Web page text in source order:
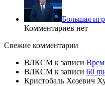
Большая
Комментариев нет
Свежие комментарии
ВЛКСМ к записи
ВЛКСМ к записи 60
Кристобаль Хозевич